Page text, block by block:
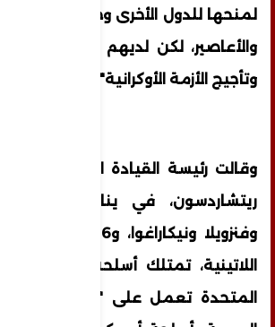
لمنحها للدول الأخرى وحمايتها من
والأعاصير، لكن لديهم المال
وتأجيج الأزمة الأوكرانية".
وقالت رئيسة القيادة الجنوبية
ريتشاردسون، في يناير الماضي،
اللاتينية، تمتلك أسلحة روسية، وإن
المتحدة تعمل على "استبدال هذه